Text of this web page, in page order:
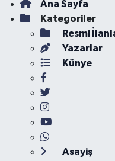
Ana Sayfa
Kategoriler
Resmi
Yazarlar
Künye
Asayiş